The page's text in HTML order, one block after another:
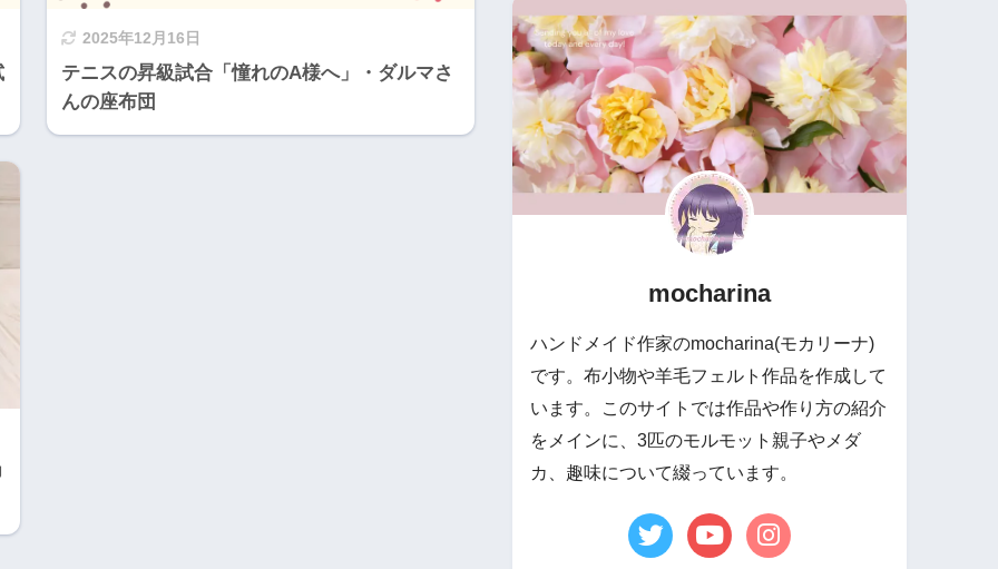
2025年12月16日
テニスの昇級試合「憧れのA様へ」・ダルマさ
んの座布団
mocharina
ハンドメイド作家のmocharina(モカリーナ)
です。布小物や羊毛フェルト作品を作成して
います。このサイトでは作品や作り方の紹介
をメインに、3匹のモルモット親子やメダ
カ、趣味について綴っています。